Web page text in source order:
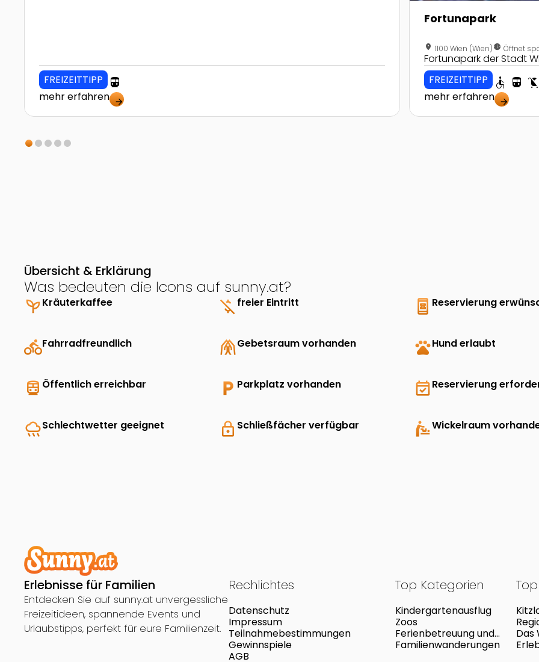
FREIZEITTIPP directions_transit
mehr erfahren arrow_forward
Fortunapark
location_on 1100 Wien (Wien)nest_clock_farsight_analog Öffnet
Fortunapark der Stadt
FREIZEITTIPP accessible directions_transit child_friendly
mehr erfahren arrow_forward
Übersicht & Erklärung
Was bedeuten die Icons auf sunny.at?
psychiatryKräuterkaffee money_off freier Eintritt book_online Reservierung
directions_bikeFahrradfreundlich folded_handsGebetsraum vorhanden petsHund erlaubt
directions_transit Öffentlich erreichbar local_parking Parkplatz vorhanden event_availableReservierung
rainySchlechtwetter geeignet lock Schließfächer verfügbar baby_changing_stationWickelraum
Erlebnisse für Familien
Entdecken Sie auf sunny.at unvergessliche
Freizeitideen, spannende Events und
Urlaubstipps, perfekt für eure Familienzeit.
Rechlichtes
Datenschutz
Impressum
Teilnahmebestimmungen
Gewinnspiele
AGB
Top Kategorien
Kindergartenausflug
Zoos
Ferienbetreuung und
Camps
Familienwanderungen
Das